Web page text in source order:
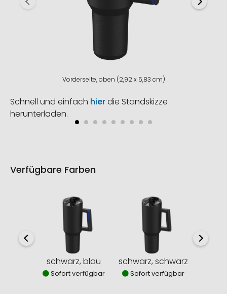
Vorderseite, oben (2,92 x 5,83 cm)
Schnell und einfach hierdie Standskizze
herunterladen.
Verfügbare Farben
schwarz, blau
Sofort verfügbar
schwarz, schwarz
Sofort verfügbar